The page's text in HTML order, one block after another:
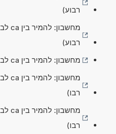
רבוע)
רבוע)
מחשבון: להמיר בין ca לבין m² (סנטיאר לבין מטר רבוע)
רבו)
רבו)